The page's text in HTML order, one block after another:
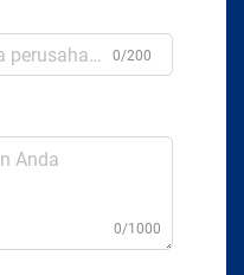
0/200
0/1000